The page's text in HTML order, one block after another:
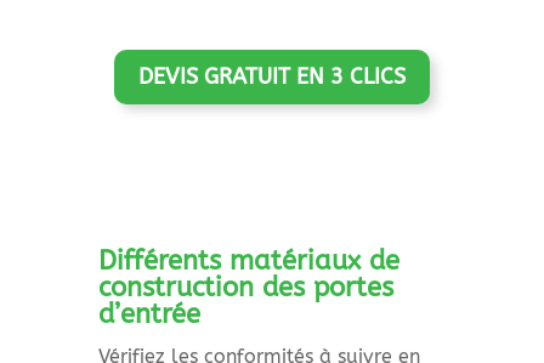
DEVIS GRATUIT EN 3 CLICS
Différents matériaux de
construction des portes
d’entrée
Vérifiez les conformités à suivre en